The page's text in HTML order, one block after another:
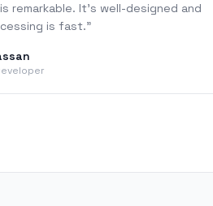
remarkable. It's well-designed and
is fast."